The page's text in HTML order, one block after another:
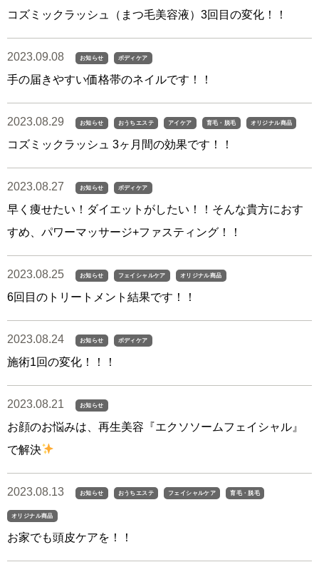
コズミックラッシュ（まつ毛美容液）3回目の変化！！
2023.09.08 お知らせ ボディケア
手の届きやすい価格帯のネイルです！！
2023.08.29 お知らせ おうちエステ アイケア 育毛・脱毛 オリジナル商品
コズミックラッシュ 3ヶ月間の効果です！！
2023.08.27 お知らせ ボディケア
早く痩せたい！ダイエットがしたい！！そんな貴方におす
すめ、パワーマッサージ+ファスティング！！
2023.08.25 お知らせ フェイシャルケア オリジナル商品
6回目のトリートメント結果です！！
2023.08.24 お知らせ ボディケア
施術1回の変化！！！
2023.08.21 お知らせ
お顔のお悩みは、再生美容『エクソソームフェイシャル』
で解決
2023.08.13 お知らせ おうちエステ フェイシャルケア 育毛・脱毛
オリジナル商品
お家でも頭皮ケアを！！